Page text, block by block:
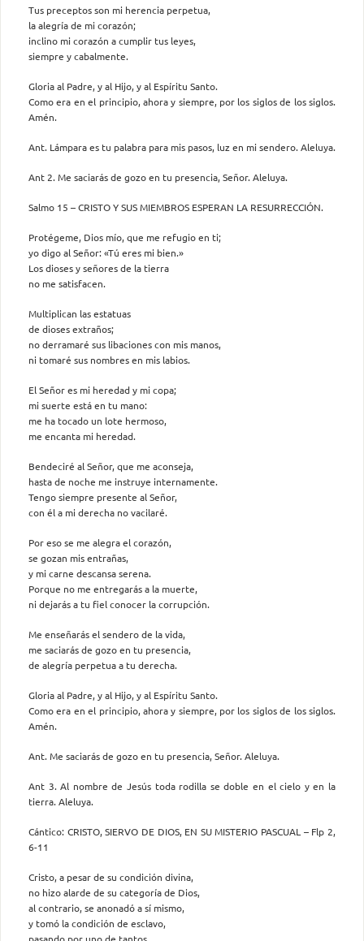
Tus preceptos son mi herencia perpetua,
la alegría de mi corazón;
inclino mi corazón a cumplir tus leyes,
siempre y cabalmente.
Gloria al Padre, y al Hijo, y al Espíritu Santo.
Como era en el principio, ahora y siempre, por los siglos de los siglos.
Amén.
Ant. Lámpara es tu palabra para mis pasos, luz en mi sendero. Aleluya.
Ant 2. Me saciarás de gozo en tu presencia, Señor. Aleluya.
Salmo 15 – CRISTO Y SUS MIEMBROS ESPERAN LA RESURRECCIÓN.
Protégeme, Dios mío, que me refugio en ti;
yo digo al Señor: «Tú eres mi bien.»
Los dioses y señores de la tierra
no me satisfacen.
Multiplican las estatuas
de dioses extraños;
no derramaré sus libaciones con mis manos,
ni tomaré sus nombres en mis labios.
El Señor es mi heredad y mi copa;
mi suerte está en tu mano:
me ha tocado un lote hermoso,
me encanta mi heredad.
Bendeciré al Señor, que me aconseja,
hasta de noche me instruye internamente.
Tengo siempre presente al Señor,
con él a mi derecha no vacilaré.
Por eso se me alegra el corazón,
se gozan mis entrañas,
y mi carne descansa serena.
Porque no me entregarás a la muerte,
ni dejarás a tu fiel conocer la corrupción.
Me enseñarás el sendero de la vida,
me saciarás de gozo en tu presencia,
de alegría perpetua a tu derecha.
Gloria al Padre, y al Hijo, y al Espíritu Santo.
Como era en el principio, ahora y siempre, por los siglos de los siglos.
Amén.
Ant. Me saciarás de gozo en tu presencia, Señor. Aleluya.
Ant 3. Al nombre de Jesús toda rodilla se doble en el cielo y en la
tierra. Aleluya.
Cántico: CRISTO, SIERVO DE DIOS, EN SU MISTERIO PASCUAL – Flp 2,
6-11
Cristo, a pesar de su condición divina,
no hizo alarde de su categoría de Dios,
al contrario, se anonadó a sí mismo,
y tomó la condición de esclavo,